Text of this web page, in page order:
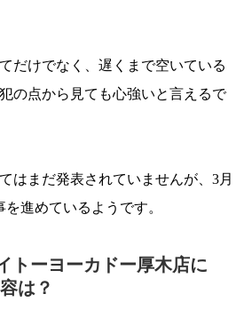
だけでなく、遅くまで空いている
の点から見ても心強いと言えるで
はまだ発表されていませんが、 3月
進めているようです。
トーヨーカドー厚木店に
は？